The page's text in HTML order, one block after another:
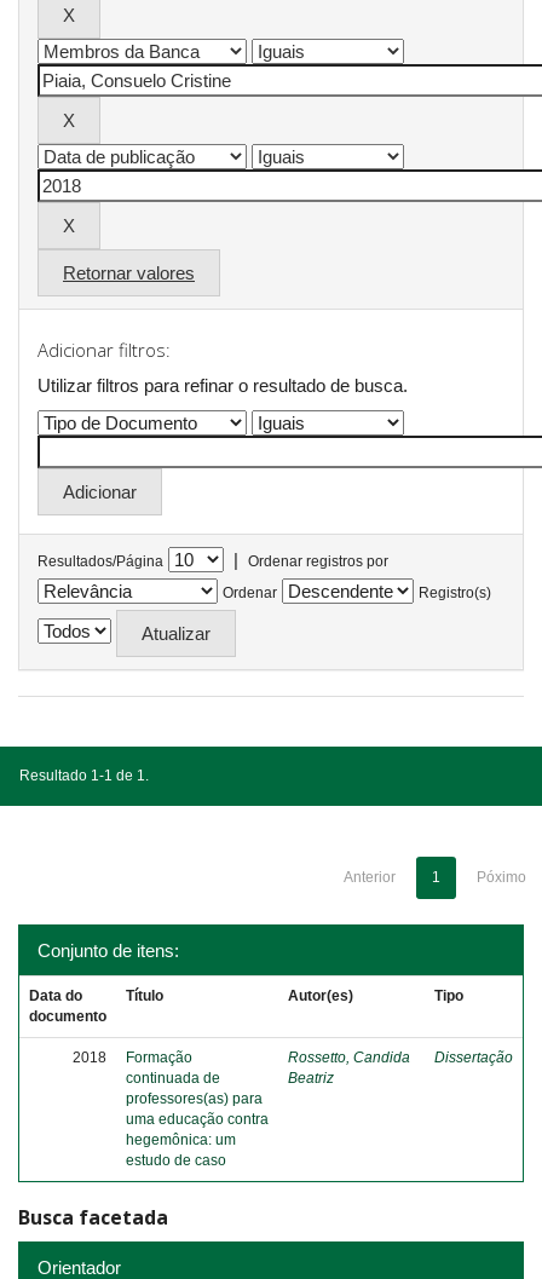
Retornar valores
Adicionar filtros:
Utilizar filtros para refinar o resultado de busca.
Resultados/Página |
Ordenar registros por
Ordenar
Registro(s)
Resultado 1-1 de 1.
Anterior 1 Póximo
Conjunto de itens:
Data do
documento
Título Autor(es) Tipo
2018
Formação
continuada de
professores(as) para
uma educação contra
hegemônica: um
estudo de caso
Rossetto, Candida
Beatriz
Dissertação
Busca facetada
Orientador